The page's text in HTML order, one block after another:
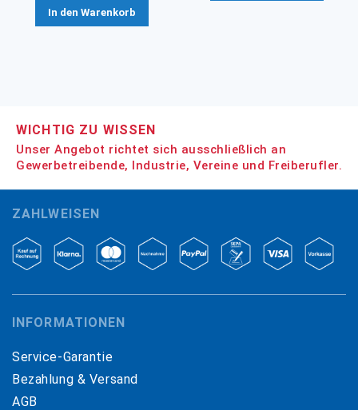
In den Warenkorb
WICHTIG ZU WISSEN
Unser Angebot richtet sich ausschließlich an
Gewerbetreibende, Industrie, Vereine und Freiberufler.
ZAHLWEISEN
INFORMATIONEN
Service-Garantie
Bezahlung & Versand
AGB